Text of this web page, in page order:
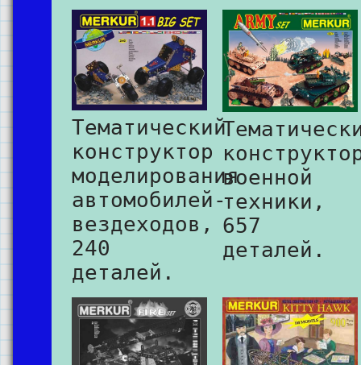
Тематический
конструктор
моделирования
автомобилей-
вездеходов,
240
деталей.
военной
техники,
657
деталей.